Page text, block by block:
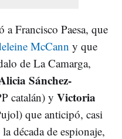
Francisco Paesa, que
McCann y que
de La Camarga,
Sánchez-
catalán) y Victoria
que anticipó, casi
década de espionaje,